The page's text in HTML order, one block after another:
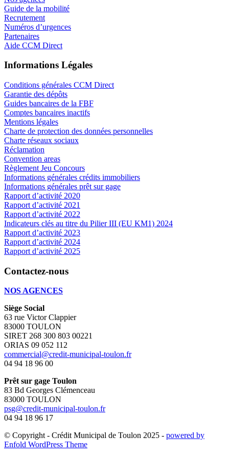
Guide de la mobilité
Recrutement
Numéros d’urgences
Partenaires
Aide CCM Direct
Informations Légales
Conditions générales CCM Direct
Garantie des dépôts
Guides bancaires de la FBF
Comptes bancaires inactifs
Mentions légales
Charte de protection des données personnelles
Charte réseaux sociaux
Réclamation
Convention areas
Règlement Jeu Concours
Informations générales crédits immobiliers
Informations générales prêt sur gage
Rapport d’activité 2020
Rapport d’activité 2021
Rapport d’activité 2022
Indicateurs clés au titre du Pilier III (EU KM1) 2024
Rapport d’activité 2023
Rapport d’activité 2024
Rapport d’activité 2025
Contactez-nous
NOS AGENCES
Siège Social
63 rue Victor Clappier
83000 TOULON
SIRET 268 300 803 00221
ORIAS 09 052 112
commercial@credit-municipal-toulon.fr
04 94 18 96 00
Prêt sur gage Toulon
83 Bd Georges Clémenceau
83000 TOULON
psg@credit-municipal-toulon.fr
04 94 18 96 17
© Copyright - Crédit Municipal de Toulon 2025 - powered by
Enfold WordPress Theme